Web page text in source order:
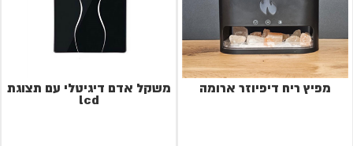
מפיץ ריח דיפיוזר ארומה משקל אדם דיגיטלי עם תצוגת
lcd